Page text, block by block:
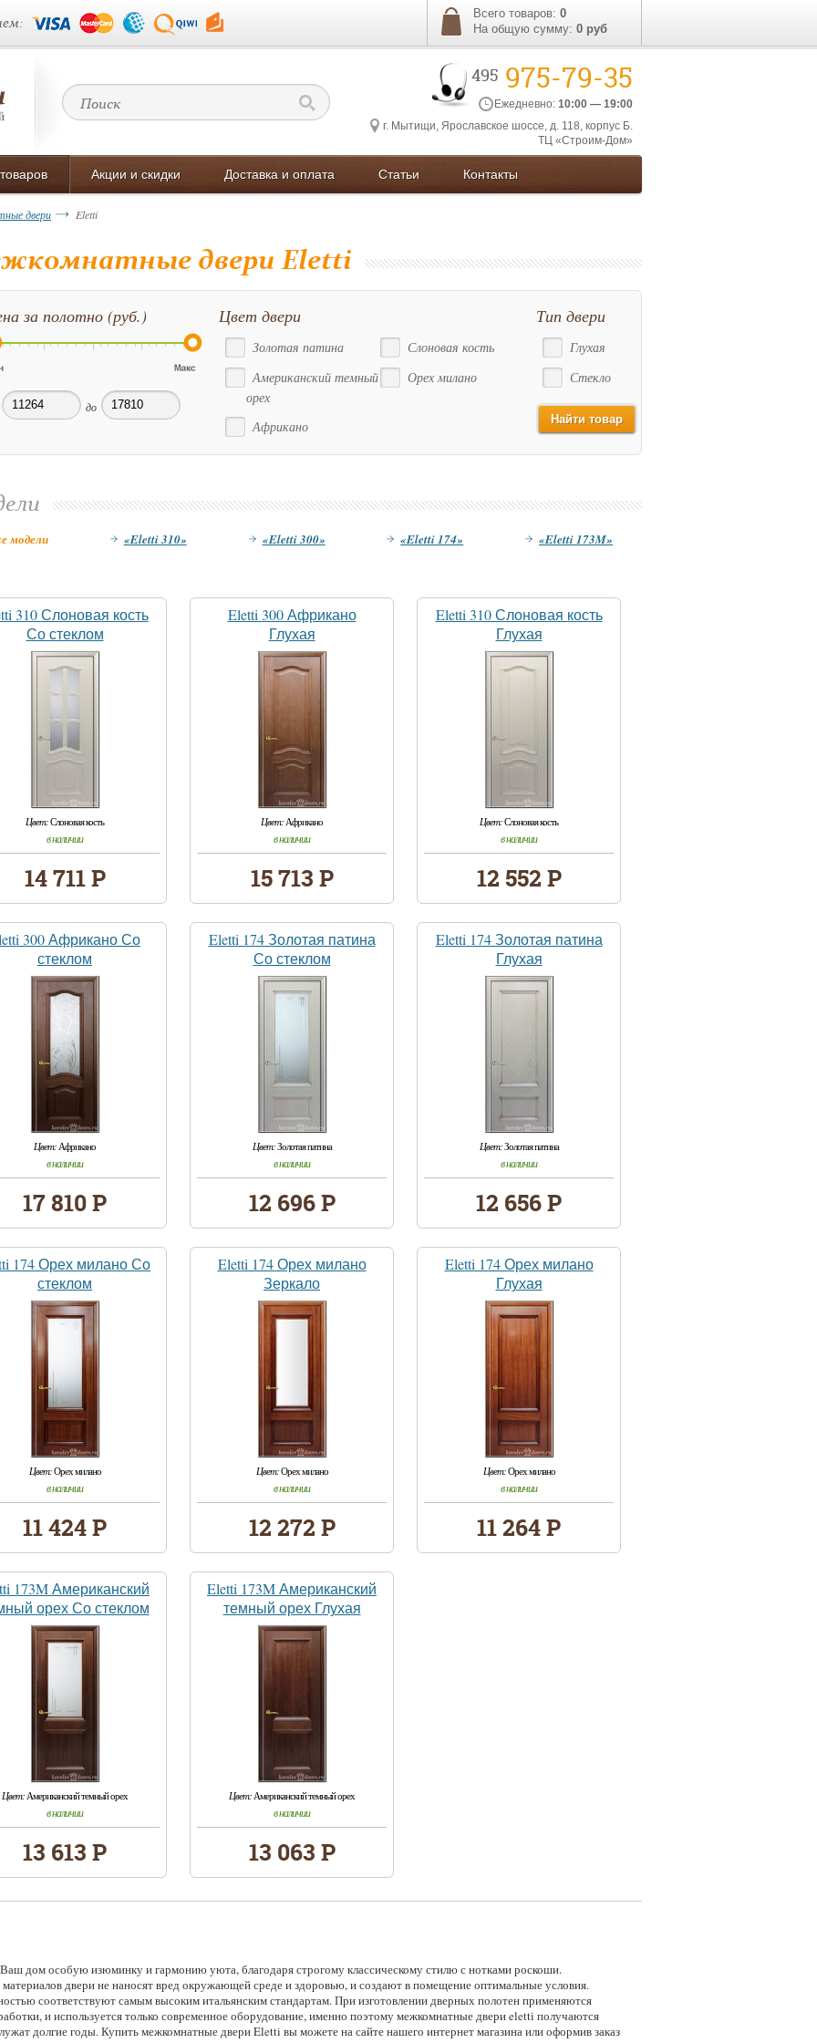
Всего товаров: 0
На общую сумму: 0 руб
495 975-79-35
Ежедневно: 10:00 — 19:00
г. Мытищи, Ярославское шоссе, д. 118, корпус Б.
ТЦ «Строим-Дом»
Акции и скидки Доставка и оплата Статьи Контакты
двери Eletti
двери Eletti
за полотно (руб.)
до
Цвет двери
Золотая патина
Слоновая кость
Американский темный
орех
Орех милано
Африкано
Тип двери
Глухая
Стекло
модели «Eletti 310» «Eletti 300» «Eletti 174» «Eletti 173M»
310 Слоновая кость
Со стеклом
Цвет:Слоновая кость
в наличии
14 711 Р
Eletti 300 Африкано
Глухая
Цвет:Африкано
в наличии
15 713 Р
Eletti 310 Слоновая кость
Глухая
Цвет:Слоновая кость
в наличии
12 552 Р
300 Африкано Со
стеклом
Цвет:Африкано
в наличии
17 810 Р
Eletti 174 Золотая патина
Со стеклом
Цвет:Золотая патина
в наличии
12 696 Р
Eletti 174 Золотая патина
Глухая
Цвет:Золотая патина
в наличии
12 656 Р
174 Орех милано Со
стеклом
Цвет:Орех милано
в наличии
11 424 Р
Eletti 174 Орех милано
Зеркало
Цвет:Орех милано
в наличии
12 272 Р
Eletti 174 Орех милано
Глухая
Цвет:Орех милано
в наличии
11 264 Р
173M Американский
орех Со стеклом
Цвет:Американский темный орех
в наличии
13 613 Р
Eletti 173M Американский
темный орех Глухая
Цвет:Американский темный орех
в наличии
13 063 Р
дом особую изюминку и гармонию уюта, благодаря строгому классическому стилю с нотками роскоши.
двери не наносят вред окружающей среде и здоровью, и создают в помещение оптимальные условия.
соответствуют самым высоким итальянским стандартам. При изготовлении дверных полотен применяются
и используется только современное оборудование, именно поэтому межкомнатные двери eletti получаются
долгие годы. Купить межкомнатные двери Eletti вы можете на сайте нашего интернет магазина или оформив заказ